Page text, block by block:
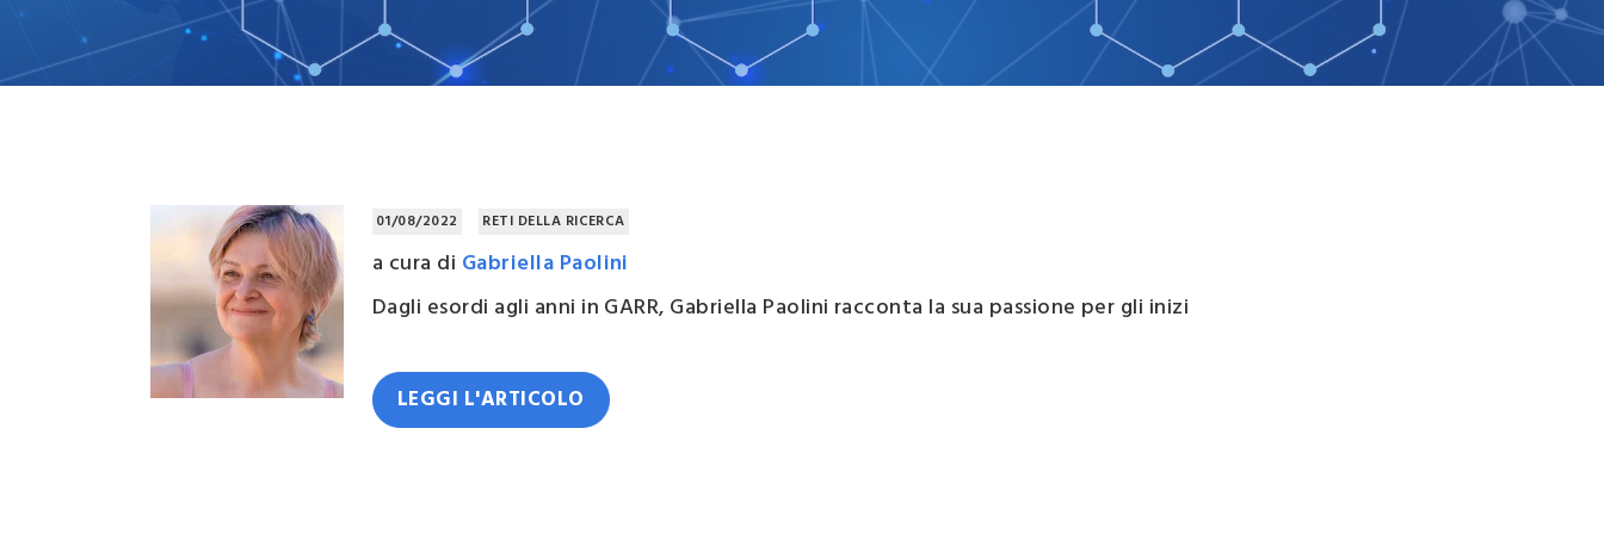
d'interesse
Organizzazione
dati
demografici
01/08/2022 RETI DELLA RICERCA
a cura di Gabriella Paolini
Dagli esordi agli anni in GARR, Gabriella Paolini racconta la sua passione per gli inizi
LEGGI L'ARTICOLO